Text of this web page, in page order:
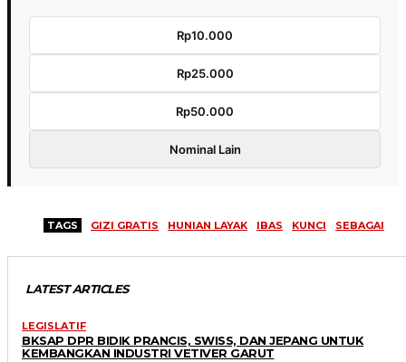
Rp10.000
Rp25.000
Rp50.000
Nominal Lain
TAGS GIZI GRATIS HUNIAN LAYAK IBAS KUNCI SEBAGAI
LATEST ARTICLES
LEGISLATIF
BKSAP DPR BIDIK PRANCIS, SWISS, DAN JEPANG UNTUK
KEMBANGKAN INDUSTRI VETIVER GARUT